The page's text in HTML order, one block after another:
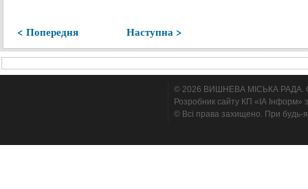
< Попередня Наступна >
© 2026 ВИШНЕВА МІСЬКА РАДА.
Розробник сайту КП «ІА Інформ»
© Всі права захищено. При будь-